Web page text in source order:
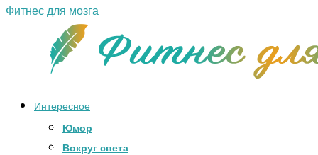
Фитнес для мозга
Интересное
Юмор
Вокруг света